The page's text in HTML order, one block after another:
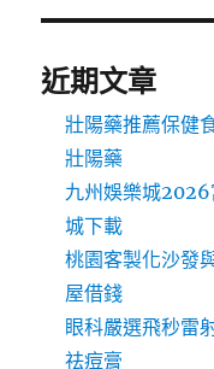
近期文章
壯陽藥推薦保健
壯陽藥
九州娛樂城
城下載
桃園客製化沙發
屋借錢
眼科嚴選飛秒雷
祛痘膏